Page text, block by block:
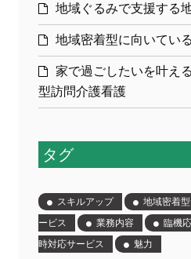
地域ぐるみで支援する
地域密着型に向いてい
家で過ごしたいを叶え
型訪問介護看護
タグ
スキルアップ 地域密着
ービス
業務内容 臨機
時対応サービス
魅力